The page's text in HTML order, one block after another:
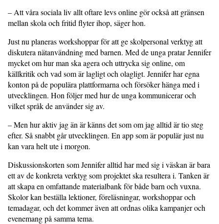
– Att våra sociala liv allt oftare levs online gör också att gränsen
mellan skola och fritid flyter ihop, säger hon.
Just nu planeras workshoppar för att ge skolpersonal verktyg att
diskutera nätanvändning med barnen. Med de unga pratar Jennifer
mycket om hur man ska agera och uttrycka sig online, om
källkritik och vad som är lagligt och olagligt. Jennifer har egna
konton på de populära plattformarna och försöker hänga med i
utvecklingen. Hon följer med hur de unga kommunicerar och
vilket språk de använder sig av.
– Men hur aktiv jag än är känns det som om jag alltid är tio steg
efter. Så snabbt går utvecklingen. En app som är populär just nu
kan vara helt ute i morgon.
Diskussionskorten som Jennifer alltid har med sig i väskan är bara
ett av de konkreta verktyg som projektet ska resultera i. Tanken är
att skapa en omfattande materialbank för både barn och vuxna.
Skolor kan beställa lektioner, föreläsningar, workshoppar och
temadagar, och det kommer även att ordnas olika kampanjer och
evenemang på samma tema.